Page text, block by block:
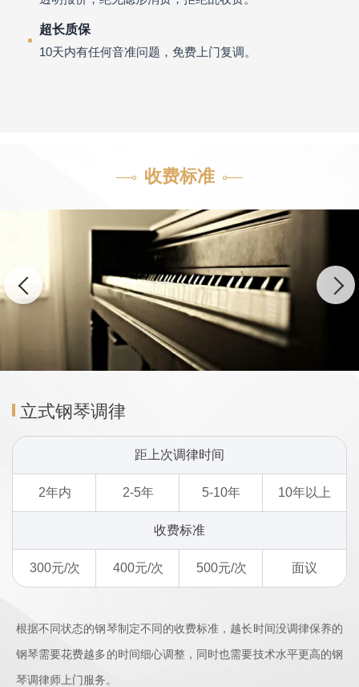
超长质保
10天内有任何音准问题，免费上门复调。
收费标准
立式钢琴调律
距上次调律时间
2年内 2-5年 5-10年 10年以上
收费标准
300元/次 400元/次 500元/次 面议
根据不同状态的钢琴制定不同的收费标准，越长时间没调律保养的
钢琴需要花费越多的时间细心调整，同时也需要技术水平更高的钢
琴调律师上门服务。